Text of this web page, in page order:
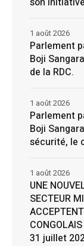
Parlement
Boji
de la RDC.
1 août 2026
Parlement
Boji
sécurité, le
1 août 2026
UNE
SECTEUR
31 juillet
1 août 2026